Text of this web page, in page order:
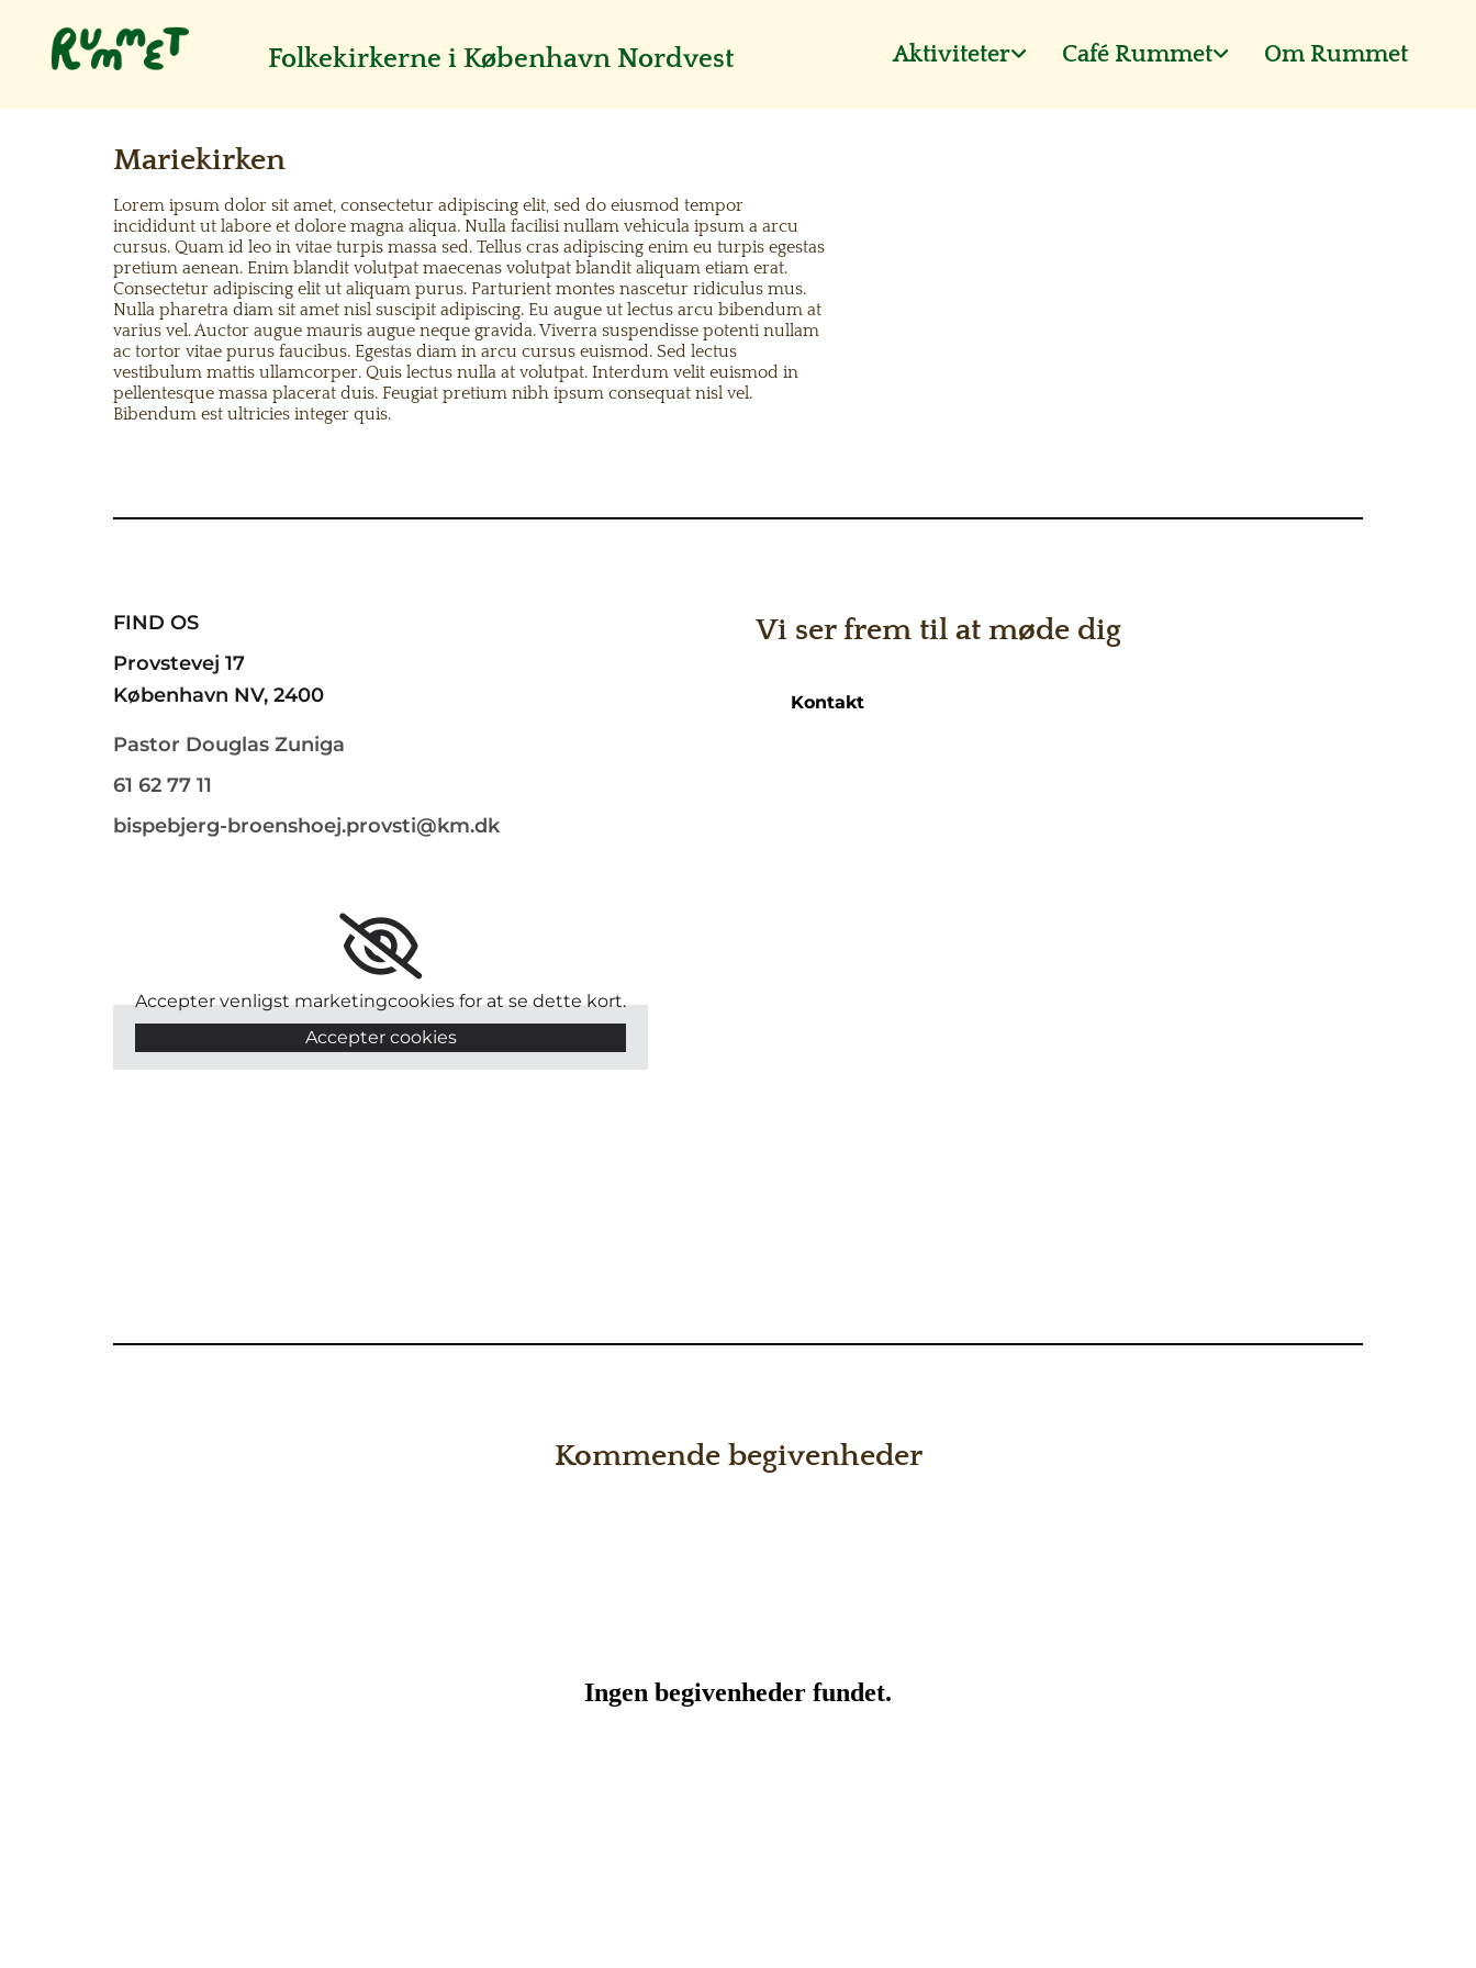
Folkekirkerne i København Nordvest Aktiviteter Café Rummet Om Rummet
Mariekirken
Lorem ipsum dolor sit amet, consectetur adipiscing elit, sed do eiusmod tempor
incididunt ut labore et dolore magna aliqua. Nulla facilisi nullam vehicula ipsum a arcu
cursus. Quam id leo in vitae turpis massa sed. Tellus cras adipiscing enim eu turpis egestas
pretium aenean. Enim blandit volutpat maecenas volutpat blandit aliquam etiam erat.
Consectetur adipiscing elit ut aliquam purus. Parturient montes nascetur ridiculus mus.
Nulla pharetra diam sit amet nisl suscipit adipiscing. Eu augue ut lectus arcu bibendum at
varius vel. Auctor augue mauris augue neque gravida. Viverra suspendisse potenti nullam
ac tortor vitae purus faucibus. Egestas diam in arcu cursus euismod. Sed lectus
vestibulum mattis ullamcorper. Quis lectus nulla at volutpat. Interdum velit euismod in
pellentesque massa placerat duis. Feugiat pretium nibh ipsum consequat nisl vel.
Bibendum est ultricies integer quis.
FIND OS
Provstevej 17
København NV, 2400
Pastor Douglas Zuniga
61 62 77 11
bispebjerg-broenshoej.provsti@km.dk
Vi ser frem til at møde dig
Kontakt
Accepter venligst marketingcookies for at se dette kort.
Accepter cookies
Kommende begivenheder